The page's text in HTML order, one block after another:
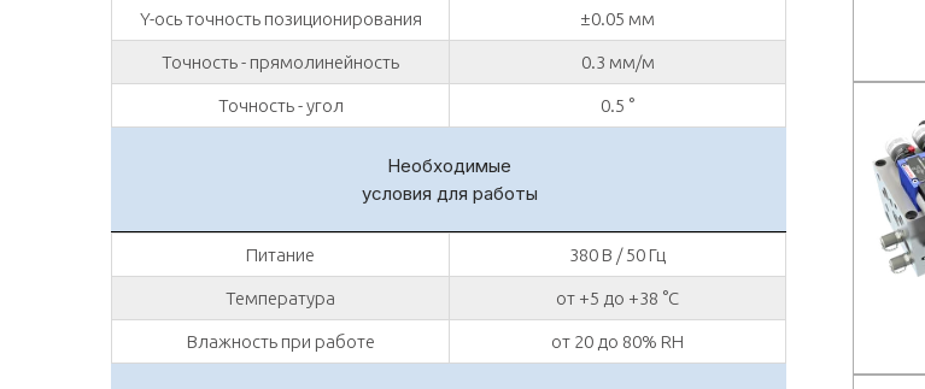
Y-ось точность позиционирования ±0.05 мм
Точность - прямолинейность 0.3 мм/м
Точность - угол 0.5 °
Необходимые
условия для работы
Питание 380 В / 50 Гц
Температура от +5 до +38 °C
Влажность при работе от 20 до 80% RH